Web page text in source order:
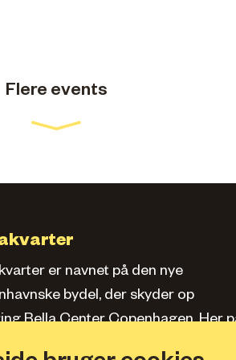
Flere events
er navnet på den nye
bydel, der skyder op
Bella Center Copenhagen. Her